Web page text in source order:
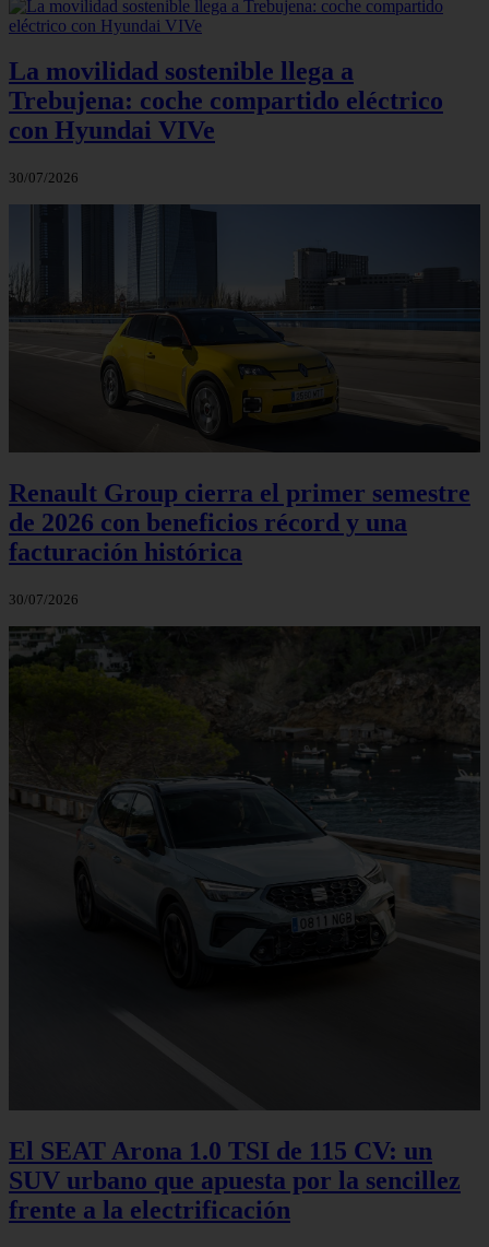
La movilidad sostenible llega a
Trebujena: coche compartido eléctrico
con Hyundai VIVe
30/07/2026
Renault Group cierra el primer semestre
de 2026 con beneficios récord y una
facturación histórica
30/07/2026
El SEAT Arona 1.0 TSI de 115 CV: un
SUV urbano que apuesta por la sencillez
frente a la electrificación